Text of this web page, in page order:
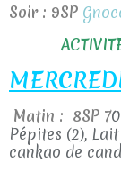
Soir : 9SP
Matin : 8SP 7
Pépites (2),
cankao de